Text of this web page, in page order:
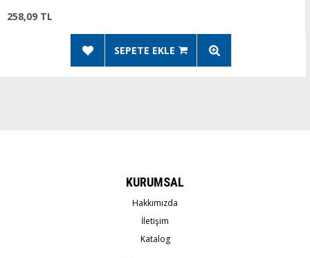
KURUMSAL
Hakkımızda
İletişim
Katalog